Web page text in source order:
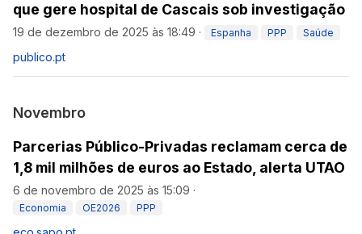
que gere hospital de Cascais sob investigação
19 de dezembro de 2025 às 18:49 · Espanha PPP Saúde
publico.pt
Novembro
Parcerias Público-Privadas reclamam cerca de
1,8 mil milhões de euros ao Estado, alerta UTAO
6 de novembro de 2025 às 15:09 ·
Economia OE2026 PPP